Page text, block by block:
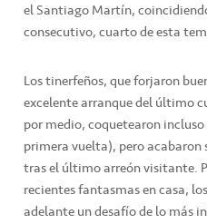
el Santiago Martín,
consecutivo, cuarto de esta
Los tinerfeños, que forjaron
excelente arranque del último
por medio, coquetearon incluso
primera vuelta), pero acabaron
tras el último arreón visitante.
recientes fantasmas en casa,
adelante un desafío de lo más